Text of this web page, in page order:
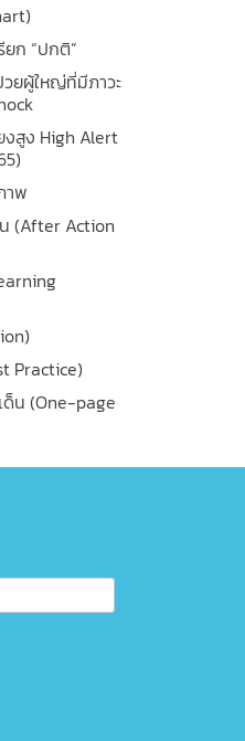
ก “ปกติ”
ยผู้ใหญ่ที่มีภาวะ
งสูง High Alert
าพ
(After Action
Practice)
ด็น (One-page